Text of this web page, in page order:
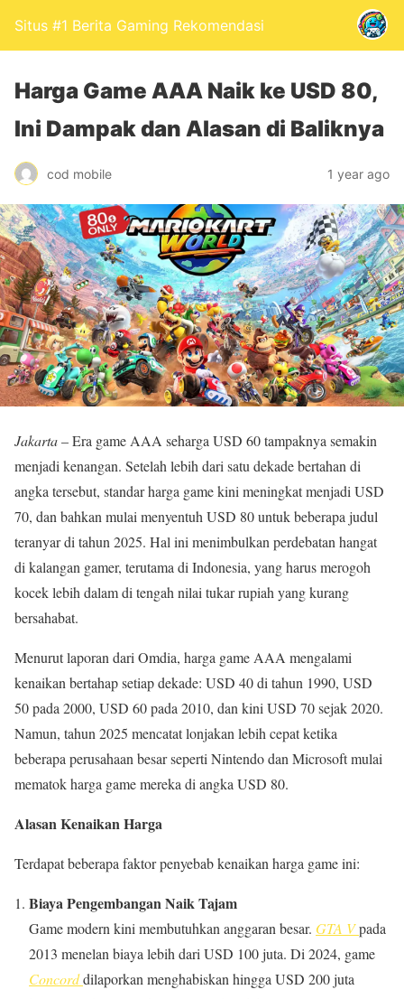
Situs #1 Berita Gaming Rekomendasi
Harga Game AAA Naik ke USD 80,
Ini Dampak dan Alasan di Baliknya
cod mobile 1 year ago
Jakarta– Era game AAA seharga USD 60 tampaknya semakin
menjadi kenangan. Setelah lebih dari satu dekade bertahan di
angka tersebut, standar harga game kini meningkat menjadi USD
70, dan bahkan mulai menyentuh USD 80 untuk beberapa judul
teranyar di tahun 2025. Hal ini menimbulkan perdebatan hangat
di kalangan gamer, terutama di Indonesia, yang harus merogoh
kocek lebih dalam di tengah nilai tukar rupiah yang kurang
bersahabat.
Menurut laporan dari Omdia, harga game AAA mengalami
kenaikan bertahap setiap dekade: USD 40 di tahun 1990, USD
50 pada 2000, USD 60 pada 2010, dan kini USD 70 sejak 2020.
Namun, tahun 2025 mencatat lonjakan lebih cepat ketika
beberapa perusahaan besar seperti Nintendo dan Microsoft mulai
mematok harga game mereka di angka USD 80.
Alasan Kenaikan Harga
Terdapat beberapa faktor penyebab kenaikan harga game ini:
Biaya Pengembangan Naik Tajam
Game modern kini membutuhkan anggaran besar. GTA Vpada
2013 menelan biaya lebih dari USD 100 juta. Di 2024, game
Concorddilaporkan menghabiskan hingga USD 200 juta